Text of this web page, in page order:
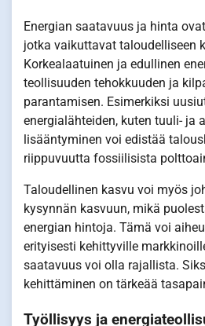
Energian saatavuus ja hinta
jotka vaikuttavat taloudelliseen
Korkealaatuinen ja edullinen
teollisuuden tehokkuuden ja
parantamisen. Esimerkiksi
energialähteiden, kuten tuuli- ja
lisääntyminen voi edistää
riippuvuutta fossiilisista
Taloudellinen kasvu voi myös
kysynnän kasvuun, mikä
energian hintoja. Tämä voi
erityisesti kehittyville
saatavuus voi olla rajallista.
kehittäminen on tärkeää
Työllisyys ja